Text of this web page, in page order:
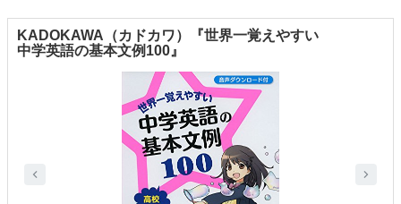
KADOKAWA（カドカワ）『世界一覚えやすい
中学英語の基本文例100』